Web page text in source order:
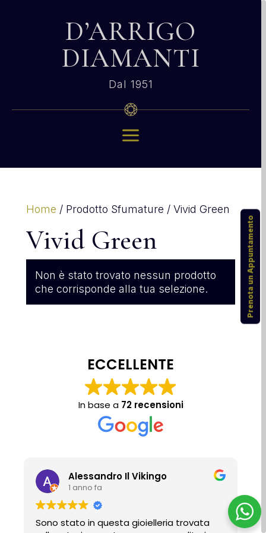
D’ARRIGO
DIAMANTI
Dal 1951
a
Home / Prodotto Sfumature / Vivid Green
Vivid Green
Non è stato trovato nessun prodotto
che corrisponde alla tua selezione.
ECCELLENTE
In base a 72 recensioni
Alessandro Il Vikingo
1 anno fa
Sono stato in questa gioielleria trovata
Prenota un Appuntamento